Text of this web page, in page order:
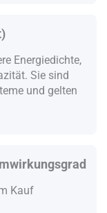
Energiedichte,
Sie sind
und gelten
Kauf